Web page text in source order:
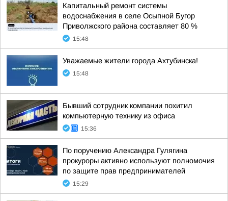
Капитальный ремонт системы
водоснабжения в селе Осыпной Бугор
Приволжского района составляет 80 %
15:48
Уважаемые жители города Ахтубинска!
15:48
Бывший сотрудник компании похитил
компьютерную технику из офиса
15:36
По поручению Александра Гулягина
прокуроры активно используют полномочия
по защите прав предпринимателей
15:29